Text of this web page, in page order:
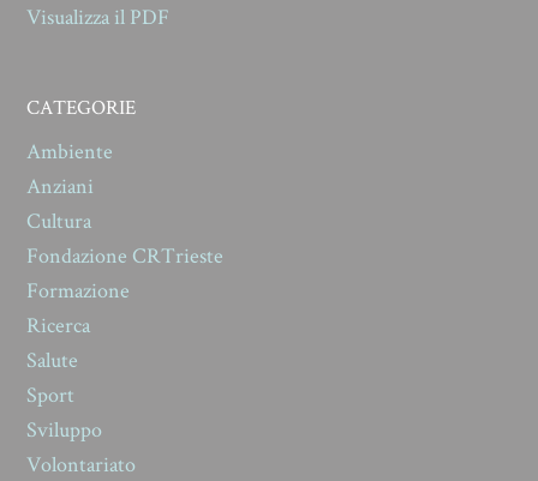
Visualizza il PDF
CATEGORIE
Ambiente
Anziani
Cultura
Fondazione CRTrieste
Formazione
Ricerca
Salute
Sport
Sviluppo
Volontariato